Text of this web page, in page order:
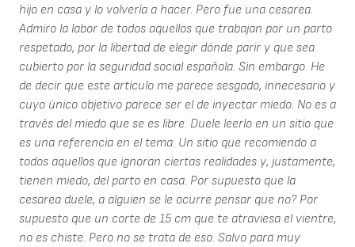
hijo en casa y lo volvería a hacer. Pero fue una cesarea.
Admiro la labor de todos aquellos que trabajan por un parto
respetado, por la libertad de elegir dónde parir y que sea
cubierto por la seguridad social española. Sin embargo. He
de decir que este artículo me parece sesgado, innecesario y
cuyo único objetivo parece ser el de inyectar miedo. No es a
través del miedo que se es libre. Duele leerlo en un sitio que
es una referencia en el tema. Un sitio que recomiendo a
todos aquellos que ignoran ciertas realidades y, justamente,
tienen miedo, del parto en casa. Por supuesto que la
cesarea duele, a alguien se le ocurre pensar que no? Por
supuesto que un corte de 15 cm que te atraviesa el vientre,
no es chiste. Pero no se trata de eso. Salvo para muy